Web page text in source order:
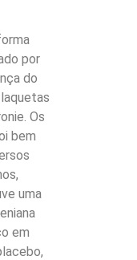
por
do
Os
bem
uma
em